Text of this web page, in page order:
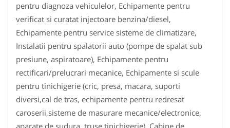
pentru diagnoza vehiculelor, Echipamente pentru
verificat si curatat injectoare benzina/diesel,
Echipamente pentru service sisteme de climatizare,
Instalatii pentru spalatorii auto (pompe de spalat sub
presiune, aspiratoare), Echipamente pentru
rectificari/prelucrari mecanice, Echipamente si scule
pentru tinichigerie (cric, presa, macara, suporti
diversi,cal de tras, echipamente pentru redresat
caroserii,sisteme de masurare mecanice/electronice,
aparate de sudura, truse tinichigerie), Cabine de